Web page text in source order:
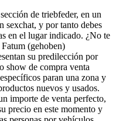
de triebfeder, en un
sexchat, y por tanto debes
en el lugar indicado. ¿No te
(gehoben)
su predilección por
show de compra venta
paran una zona y
nuevos y usados.
importe de venta perfecto,
precio en este momento y